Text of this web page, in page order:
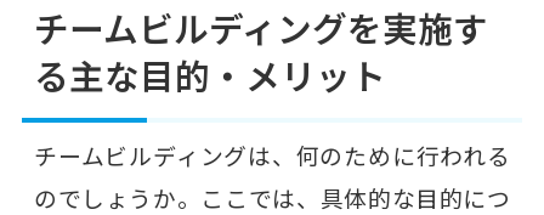
チームビルディングを実施す
る主な目的・メリット
チームビルディングは、何のために行われる
のでしょうか。ここでは、具体的な目的につ